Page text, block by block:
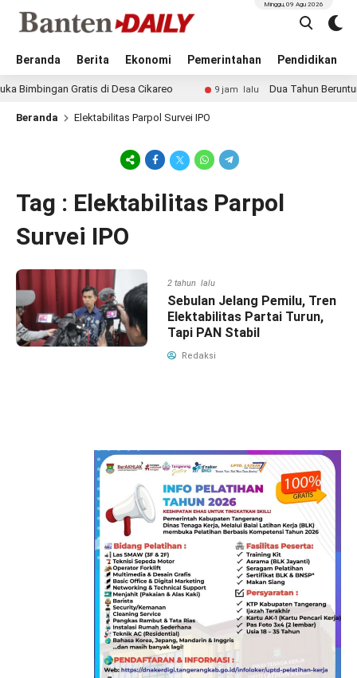
Beranda Berita Ekonomi Pemerintahan Pendidikan
Minggu, 09 Agu 2026
Gratis di Desa Cikareo 9 jam lalu Dua Tahun Beruntun,
Beranda Elektabilitas Parpol Survei IPO
Tag : Elektabilitas Parpol
Survei IPO
2 tahun lalu
Sebulan Jelang Pemilu, Tren
Elektabilitas Partai Turun,
Tapi PAN Stabil
Redaksi